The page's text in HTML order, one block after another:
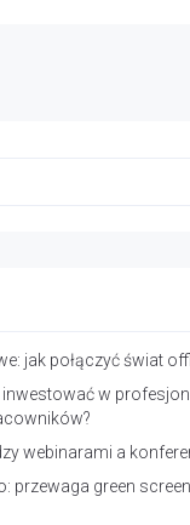
jak połączyć świat
w
webinarami a
przewaga green